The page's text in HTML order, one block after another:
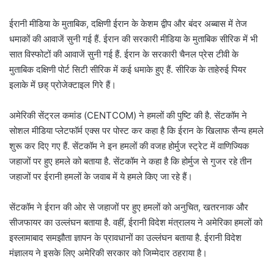
ईरानी मीडिया के मुताबिक, दक्षिणी ईरान के केशम द्वीप और बंदर अब्बास में तेज
धमाकों की आवाजें सुनी गई हैं. ईरान की सरकारी मीडिया के मुताबिक सीरिक में भी
सात विस्फोटों की आवाजें सुनी गई हैं. ईरान के सरकारी चैनल प्रेस टीवी के
मुताबिक दक्षिणी पोर्ट सिटी सीरिक में कई धमाके हुए हैं. सीरिक के ताहेरुई पियर
इलाके में छह् प्रोजेक्टाइल गिरे हैं।
अमेरिकी सेंट्रल कमांड (CENTCOM) ने हमलों की पुष्टि की है. सेंटकॉम ने
सोशल मीडिया प्लेटफॉर्म एक्स पर पोस्ट कर कहा है कि ईरान के खिलाफ सैन्य हमले
शुरू कर दिए गए हैं. सेंटकॉम ने इन हमलों की वजह होर्मुज स्ट्रेट में वाणिज्यिक
जहाजों पर हुए हमले को बताया है. सेंटकॉम ने कहा है कि होर्मुज से गुजर रहे तीन
जहाजों पर ईरानी हमलों के जवाब में ये हमले किए जा रहे हैं।
सेंटकॉम ने ईरान की ओर से जहाजों पर हुए हमलों को अनुचित, खतरनाक और
सीजफायर का उल्लंघन बताया है. वहीं, ईरानी विदेश मंत्रालय ने अमेरिका हमलों को
इस्लामाबाद समझौता ज्ञापन के प्रावधानों का उल्लंघन बताया है. ईरानी विदेश
मंज्ञालय ने इसके लिए अमेरिकी सरकार को जिम्मेदार ठहराया है।